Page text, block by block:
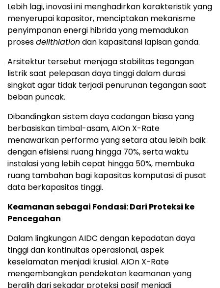
Lebih lagi, inovasi ini menghadirkan karakteristik yang
menyerupai kapasitor, menciptakan mekanisme
penyimpanan energi hibrida yang memadukan
prosesdelithiationdan kapasitansi lapisan ganda.
Arsitektur tersebut menjaga stabilitas tegangan
listrik saat pelepasan daya tinggi dalam durasi
singkat agar tidak terjadi penurunan tegangan saat
beban puncak.
Dibandingkan sistem daya cadangan biasa yang
berbasiskan timbal-asam, AIOn X-Rate
menawarkan performa yang setara atau lebih baik
dengan efisiensi ruang hingga 70%, serta waktu
instalasi yang lebih cepat hingga 50%, membuka
ruang tambahan bagi kapasitas komputasi di pusat
data berkapasitas tinggi.
Keamanan sebagai Fondasi: Dari Proteksi ke
Pencegahan
Dalam lingkungan AIDC dengan kepadatan daya
tinggi dan kontinuitas operasional, aspek
keselamatan menjadi krusial. AIOn X-Rate
mengembangkan pendekatan keamanan yang
beralih dari sekadar proteksi pasif menjadi